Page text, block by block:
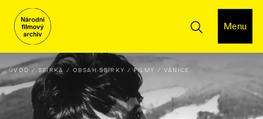
Menu
ÚVOD SBÍRKA OBSAH SBÍRKY FILMY VÁNICE